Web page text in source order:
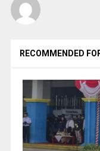
RECOMMENDED